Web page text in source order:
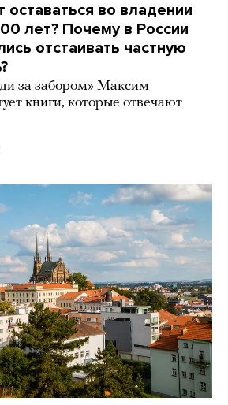
во владении
лет? Почему в России
отстаивать частную
за забором» Максим
книги, которые отвечают